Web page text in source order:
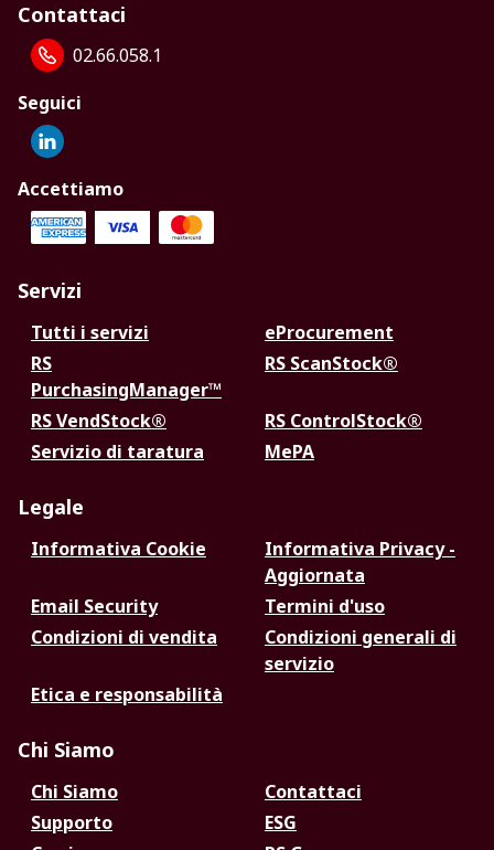
Contattaci
02.66.058.1
Seguici
Accettiamo
Servizi
Tutti i servizi
eProcurement
RS
PurchasingManager™
RS ScanStock®
RS VendStock®
RS ControlStock®
Servizio di taratura
MePA
Legale
Informativa Cookie
Informativa Privacy -
Aggiornata
Email Security
Termini d'uso
Condizioni di vendita
Condizioni generali di
servizio
Etica e responsabilità
Chi Siamo
Chi Siamo
Contattaci
Supporto
ESG